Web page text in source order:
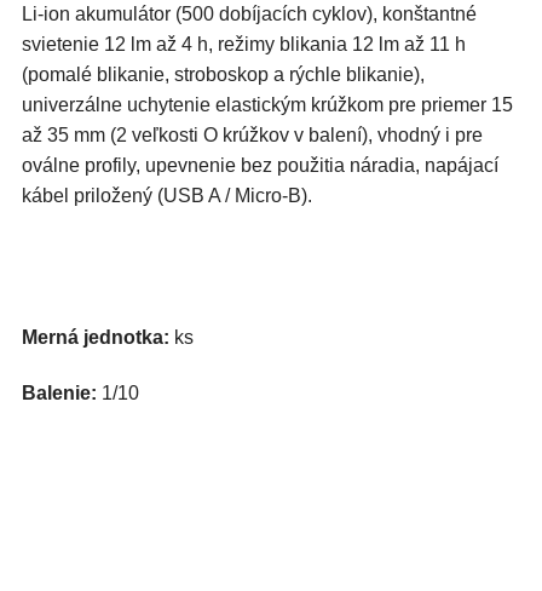
Li-ion akumulátor (500 dobíjacích cyklov), konštantné
svietenie 12 lm až 4 h, režimy blikania 12 lm až 11 h
(pomalé blikanie, stroboskop a rýchle blikanie),
univerzálne uchytenie elastickým krúžkom pre priemer 15
až 35 mm (2 veľkosti O krúžkov v balení), vhodný i pre
oválne profily, upevnenie bez použitia náradia, napájací
kábel priložený (USB A / Micro-B).
Merná jednotka: ks
Balenie: 1/10